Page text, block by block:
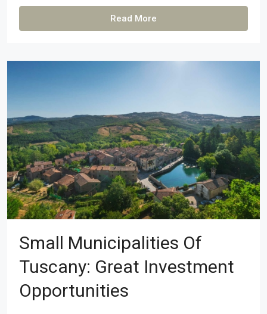
Read More
Small Municipalities Of
Tuscany: Great Investment
Opportunities